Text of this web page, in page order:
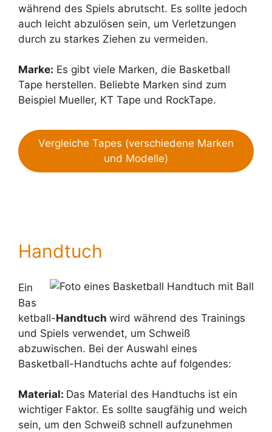
während des Spiels abrutscht. Es sollte jedoch
auch leicht abzulösen sein, um Verletzungen
durch zu starkes Ziehen zu vermeiden.
Marke: Es gibt viele Marken, die Basketball
Tape herstellen. Beliebte Marken sind zum
Beispiel Mueller, KT Tape und RockTape.
Vergleiche Tapes (verschiedene Marken
und Modelle)
Handtuch
Ein
Bas
ketball-Handtuch wird während des Trainings
und Spiels verwendet, um Schweiß
abzuwischen. Bei der Auswahl eines
Basketball-Handtuchs achte auf folgendes:
Material: Das Material des Handtuchs ist ein
wichtiger Faktor. Es sollte saugfähig und weich
sein, um den Schweiß schnell aufzunehmen